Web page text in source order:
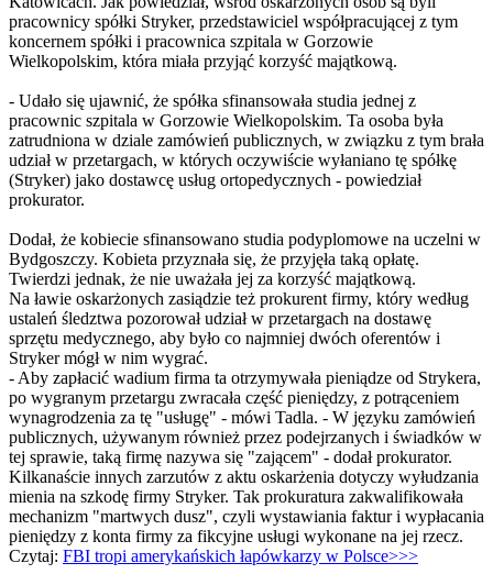
pracownicy spółki Stryker, przedstawiciel współpracującej z tym
koncernem spółki i pracownica szpitala w Gorzowie
Wielkopolskim, która miała przyjąć korzyść majątkową.
- Udało się ujawnić, że spółka sfinansowała studia jednej z
pracownic szpitala w Gorzowie Wielkopolskim. Ta osoba była
zatrudniona w dziale zamówień publicznych, w związku z tym brała
udział w przetargach, w których oczywiście wyłaniano tę spółkę
(Stryker) jako dostawcę usług ortopedycznych - powiedział
prokurator.
Dodał, że kobiecie sfinansowano studia podyplomowe na uczelni w
Bydgoszczy. Kobieta przyznała się, że przyjęła taką opłatę.
Twierdzi jednak, że nie uważała jej za korzyść majątkową.
Na ławie oskarżonych zasiądzie też prokurent firmy, który według
ustaleń śledztwa pozorował udział w przetargach na dostawę
sprzętu medycznego, aby było co najmniej dwóch oferentów i
Stryker mógł w nim wygrać.
- Aby zapłacić wadium firma ta otrzymywała pieniądze od Strykera,
po wygranym przetargu zwracała część pieniędzy, z potrąceniem
wynagrodzenia za tę "usługę" - mówi Tadla. - W języku zamówień
publicznych, używanym również przez podejrzanych i świadków w
tej sprawie, taką firmę nazywa się "zającem" - dodał prokurator.
Kilkanaście innych zarzutów z aktu oskarżenia dotyczy wyłudzania
mienia na szkodę firmy Stryker. Tak prokuratura zakwalifikowała
mechanizm "martwych dusz", czyli wystawiania faktur i wypłacania
pieniędzy z konta firmy za fikcyjne usługi wykonane na jej rzecz.
Czytaj: FBI tropi amerykańskich łapówkarzy w Polsce>>>